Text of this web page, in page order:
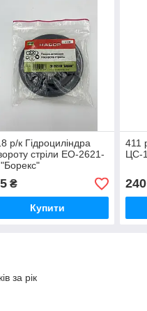
р/к Гідроциліндра
стріли ЕО-2621-
₴
Купити
411
ЦС-
240
за рік